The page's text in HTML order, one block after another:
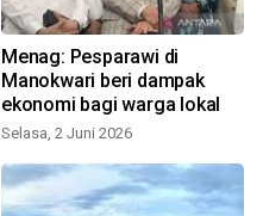
Menag: Pesparawi di
Manokwari beri dampak
ekonomi bagi warga lokal
Selasa, 2 Juni 2026